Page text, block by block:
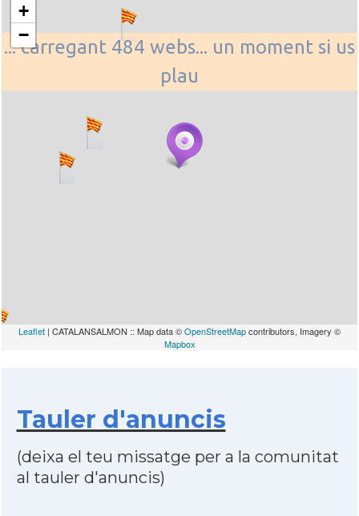
... carregant 484 webs... un moment si us
plau
+
−
Leaflet | CATALANSALMON :: Map data ©OpenStreetMapcontributors, Imagery ©
Mapbox
Tauler d'anuncis
(deixa el teu missatge per a la comunitat
al tauler d'anuncis)